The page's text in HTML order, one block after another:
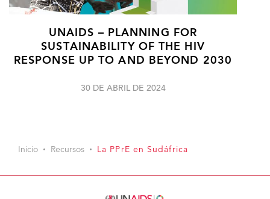
UNAIDS – PLANNING FOR
SUSTAINABILITY OF THE HIV
RESPONSE UP TO AND BEYOND 2030
30 DE ABRIL DE 2024
Inicio Recursos La PPrE en Sudáfrica